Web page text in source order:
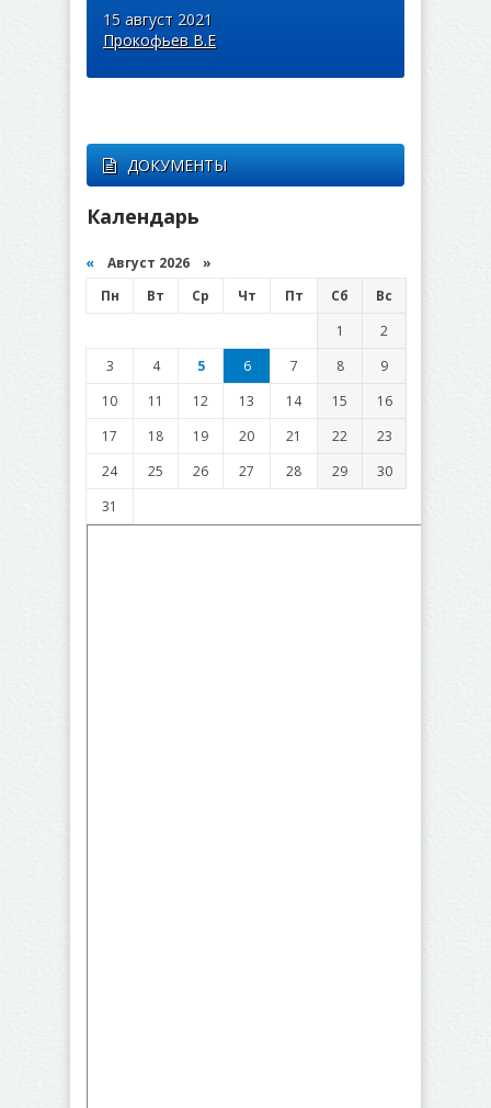
15 август 2021
Прокофьев В.Е
ДОКУМЕНТЫ
Календарь
« Август 2026 »
Пн
Вт Ср Чт Пт Сб
Вс
1
2
3
4 5 6 7 8
9
10
11 12 13 14 15
16
17
18 19 20 21 22
23
24
25 26 27 28 29
30
31